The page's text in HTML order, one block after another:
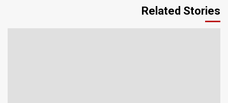
Related Stories